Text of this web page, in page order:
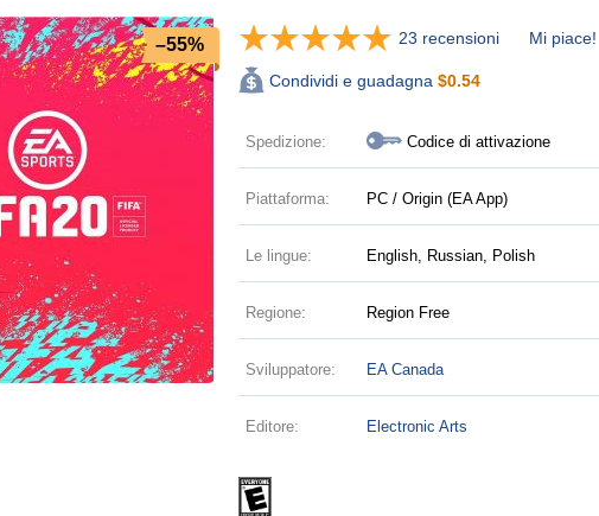
–55% 23 recensioni Mi piace!
Condividi e guadagna $0.54
Spedizione: Codice di attivazione
Piattaforma: PC / Origin (EA App)
Le lingue: English, Russian, Polish
Regione: Region Free
Sviluppatore: EA Canada
Editore: Electronic Arts